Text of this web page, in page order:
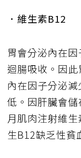
．維生素B12
胃會分泌內在
迴腸吸收。因
內在因子分泌
低。因肝臟會
月肌肉注射維
生B12缺乏性貧